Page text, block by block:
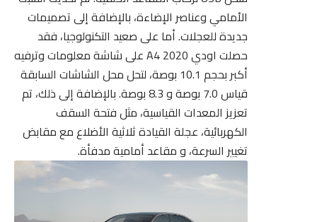
الأمامي وعناصر الإضاءة، بالإضافة إلى تصميمات
جديدة للعجلات. أما على صعيد التكنولوجيا، فقد
حصلت اودي A4 2020 على شاشة معلومات وترفيه
أكبر بحجم 10.1 بوصة، لتحل محل الشاشات السابقة
قياس 7.0 بوصة و 8.3 بوصة. بالإضافة إلى ذلك، تم
تعزيز المعدات القياسية، مثل فتحة السقف
الكهربائية، عجلة القيادة ثلاثية الأضلاع مع مقابض
تغيير السرعة، و مقاعد أمامية مدفأة.